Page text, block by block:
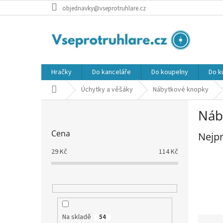
na
objednavky@vseprotruhlare.cz
Hračky Do kanceláře Do koupelny Do
Domů Úchytky a věšáky Nábytkové knopky
Cena
29Kč 114Kč
Na skladě 54